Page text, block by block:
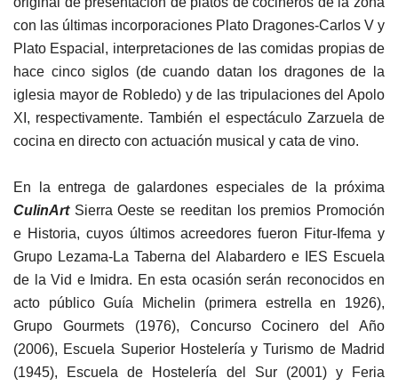
con las últimas incorporaciones Plato Dragones-Carlos V y
Plato Espacial, interpretaciones de las comidas propias de
hace cinco siglos (de cuando datan los dragones de la
iglesia mayor de Robledo) y de las tripulaciones del Apolo
XI, respectivamente. También el espectáculo Zarzuela de
cocina en directo con actuación musical y cata de vino.
En la entrega de galardones especiales de la próxima
CulinArtSierra Oeste se reeditan los premios Promoción
e Historia, cuyos últimos acreedores fueron Fitur-Ifema y
Grupo Lezama-La Taberna del Alabardero e IES Escuela
de la Vid e Imidra. En esta ocasión serán reconocidos en
acto público Guía Michelin (primera estrella en 1926),
Grupo Gourmets (1976), Concurso Cocinero del Año
(2006), Escuela Superior Hostelería y Turismo de Madrid
(1945), Escuela de Hostelería del Sur (2001) y Feria